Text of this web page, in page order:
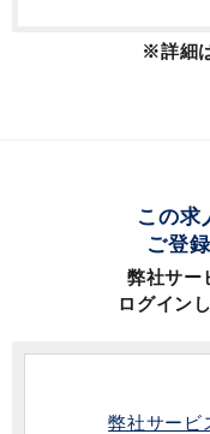
※詳細
この求
ご登
弊社サー
ログイン
弊社サービ